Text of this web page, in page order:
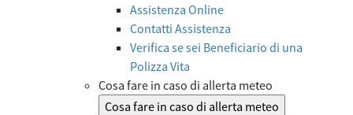
Assistenza Online
Contatti Assistenza
Verifica se sei Beneficiario di una
Polizza Vita
Cosa fare in caso di allerta meteo
Cosa fare in caso di allerta meteo